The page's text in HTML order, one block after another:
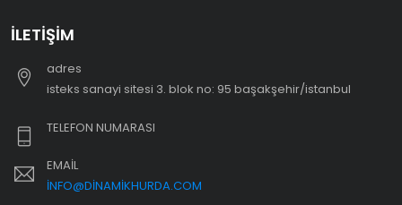
İLETIŞIM
adres
i̇steks sanayi sitesi 3. blok no: 95 başakşehir/i̇stanbul
TELEFON NUMARASI
EMAIL
INFO@DINAMIKHURDA.COM